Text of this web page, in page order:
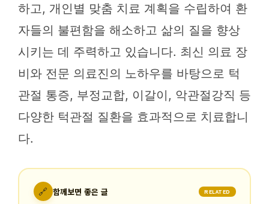
하고, 개인별 맞춤 치료 계획을 수립하여 환
자들의 불편함을 해소하고 삶의 질을 향상
시키는 데 주력하고 있습니다. 최신 의료 장
비와 전문 의료진의 노하우를 바탕으로 턱
관절 통증, 부정교합, 이갈이, 악관절강직 등
다양한 턱관절 질환을 효과적으로 치료합니
다.
🔗 함께보면 좋은 글 RELATED